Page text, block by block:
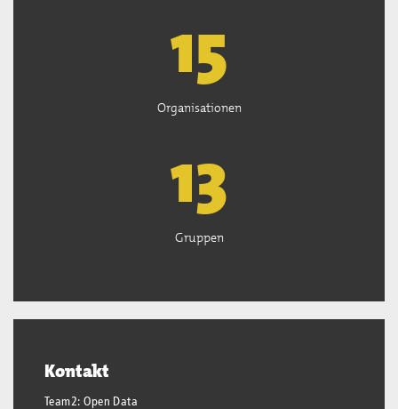
15
Organisationen
13
Gruppen
Kontakt
Team2: Open Data